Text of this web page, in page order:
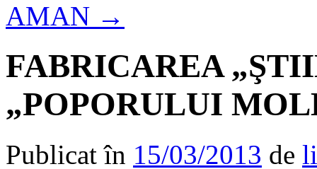
AMAN →
FABRICAREA
„POPORULUI
Publicat în 15/03/2013 de